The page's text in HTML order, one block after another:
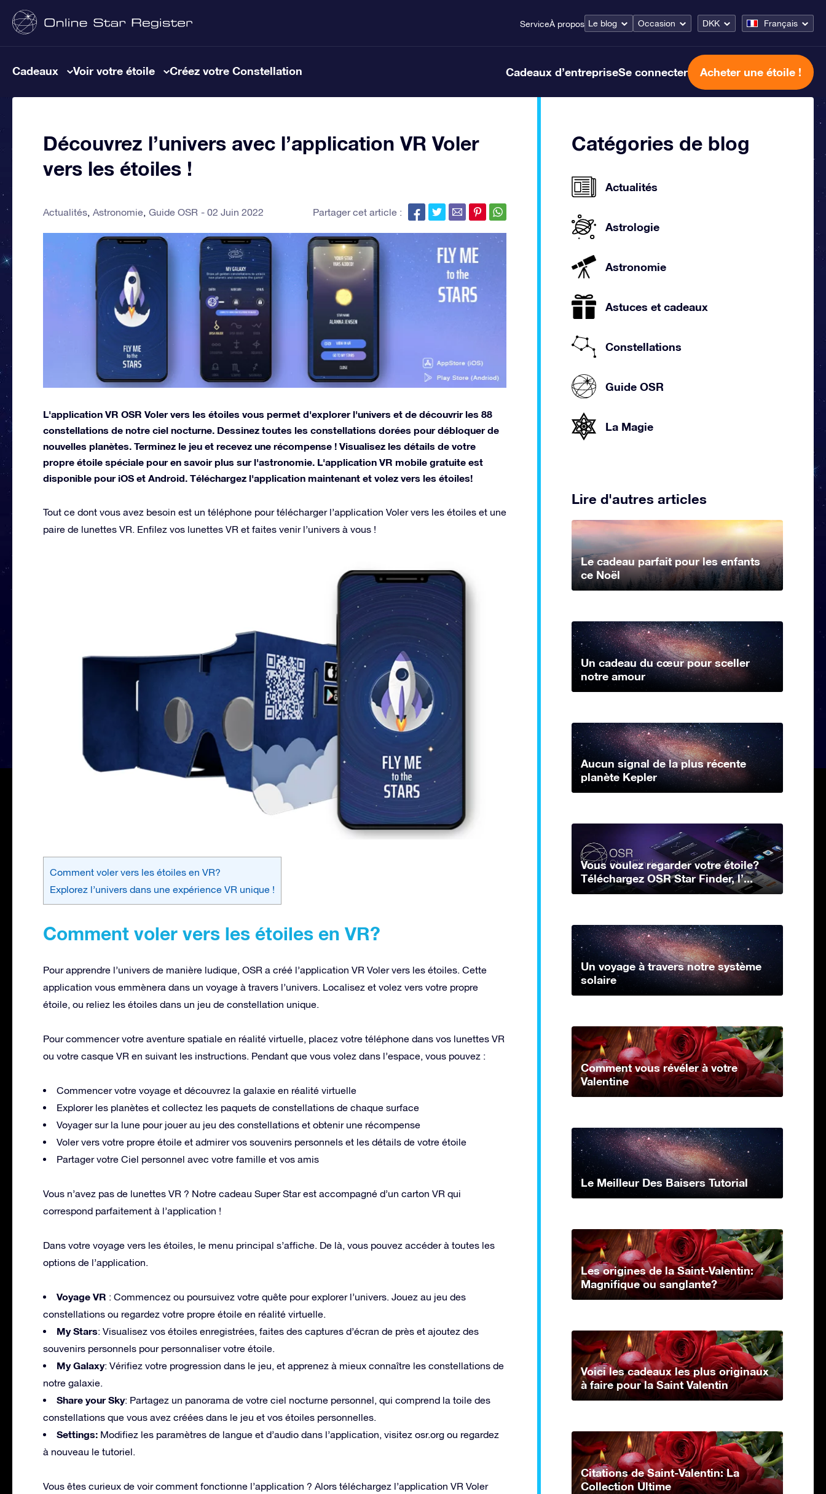
ServiceÀ propos Le blog Occasion DKK Français
Cadeaux Voir votre étoile Créez votre Constellation Cadeaux d’entrepriseSe connecter Acheter une étoile !
Découvrez l’univers avec l’application VR Voler
vers les étoiles !
Actualités Astronomie Guide OSR 02 Juin 2022 Partager cet article :
L'application VR OSR Voler vers les étoiles vous permet d'explorer l'univers et de découvrir les 88
constellations de notre ciel nocturne. Dessinez toutes les constellations dorées pour débloquer de
nouvelles planètes. Terminez le jeu et recevez une récompense ! Visualisez les détails de votre
propre étoile spéciale pour en savoir plus sur l'astronomie. L'application VR mobile gratuite est
disponible pour iOS et Android. Téléchargez l'application maintenant et volez vers les étoiles!
Tout ce dont vous avez besoin est un téléphone pour télécharger l’application Voler vers les étoiles et une
paire de lunettes VR. Enfilez vos lunettes VR et faites venir l’univers à vous !
Comment voler vers les étoiles en VR?
Explorez l’univers dans une expérience VR unique !
Comment voler vers les étoiles en VR?
Pour apprendre l’univers de manière ludique, OSR a créé l’application VR Voler vers les étoiles. Cette
application vous emmènera dans un voyage à travers l’univers. Localisez et volez vers votre propre
étoile, ou reliez les étoiles dans un jeu de constellation unique.
Pour commencer votre aventure spatiale en réalité virtuelle, placez votre téléphone dans vos lunettes VR
ou votre casque VR en suivant les instructions. Pendant que vous volez dans l’espace, vous pouvez :
Commencer votre voyage et découvrez la galaxie en réalité virtuelle
Explorer les planètes et collectez les paquets de constellations de chaque surface
Voyager sur la lune pour jouer au jeu des constellations et obtenir une récompense
Voler vers votre propre étoile et admirer vos souvenirs personnels et les détails de votre étoile
Partager votre Ciel personnel avec votre famille et vos amis
Vous n’avez pas de lunettes VR ? Notre cadeau Super Star est accompagné d’un carton VR qui
correspond parfaitement à l’application !
Dans votre voyage vers les étoiles, le menu principal s’affiche. De là, vous pouvez accéder à toutes les
options de l’application.
Voyage VR : Commencez ou poursuivez votre quête pour explorer l’univers. Jouez au jeu des
constellations ou regardez votre propre étoile en réalité virtuelle.
My Stars: Visualisez vos étoiles enregistrées, faites des captures d’écran de près et ajoutez des
souvenirs personnels pour personnaliser votre étoile.
My Galaxy: Vérifiez votre progression dans le jeu, et apprenez à mieux connaître les constellations de
notre galaxie.
Share your Sky: Partagez un panorama de votre ciel nocturne personnel, qui comprend la toile des
constellations que vous avez créées dans le jeu et vos étoiles personnelles.
Settings: Modifiez les paramètres de langue et d’audio dans l’application, visitez osr.org ou regardez
à nouveau le tutoriel.
Vous êtes curieux de voir comment fonctionne l’application ? Alors téléchargez l’application VR Voler
Catégories de blog
Actualités
Astrologie
Astronomie
Astuces et cadeaux
Constellations
Guide OSR
La Magie
Lire d'autres articles
Le cadeau parfait pour les enfants
ce Noël
Un cadeau du cœur pour sceller
notre amour
Aucun signal de la plus récente
planète Kepler
Vous voulez regarder votre étoile?
Téléchargez OSR Star Finder, l’...
Un voyage à travers notre système
solaire
Comment vous révéler à votre
Valentine
Le Meilleur Des Baisers Tutorial
Les origines de la Saint-Valentin:
Magnifique ou sanglante?
Voici les cadeaux les plus originaux
à faire pour la Saint Valentin
Citations de Saint-Valentin: La
Collection Ultime